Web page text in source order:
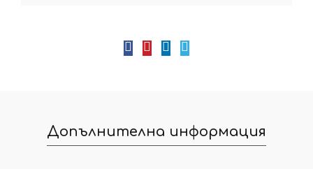
Допълнителна информация